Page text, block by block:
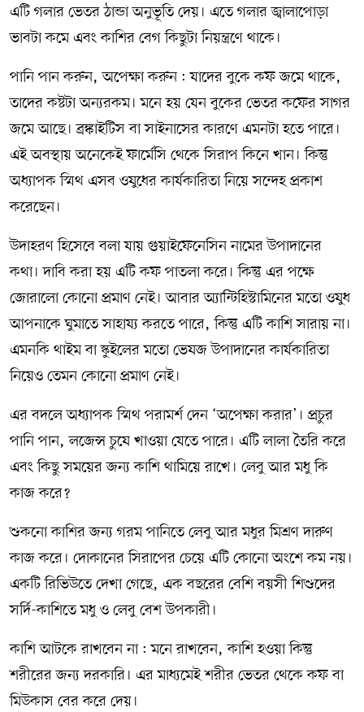
এটি গলার ভেতর ঠান্ডা অনুভূতি দেয়। এতে গলার জ্বালাপোড়া
ভাবটা কমে এবং কাশির বেগ কিছুটা নিয়ন্ত্রণে থাকে।
পানি পান করুন, অপেক্ষা করুন : যাদের বুকে কফ জমে থাকে,
তাদের কষ্টটা অন্যরকম। মনে হয় যেন বুকের ভেতর কফের সাগর
জমে আছে। ব্রঙ্কাইটিস বা সাইনাসের কারণে এমনটা হতে পারে।
এই অবস্থায় অনেকেই ফার্মেসি থেকে সিরাপ কিনে খান। কিন্তু
অধ্যাপক স্মিথ এসব ওষুধের কার্যকারিতা নিয়ে সন্দেহ প্রকাশ
করেছেন।
উদাহরণ হিসেবে বলা যায় গুয়াইফেনেসিন নামের উপাদানের
কথা। দাবি করা হয় এটি কফ পাতলা করে। কিন্তু এর পক্ষে
জোরালো কোনো প্রমাণ নেই। আবার অ্যান্টিহিস্টামিনের মতো ওষুধ
আপনাকে ঘুমাতে সাহায্য করতে পারে, কিন্তু এটি কাশি সারায় না।
এমনকি থাইম বা স্কুইলের মতো ভেষজ উপাদানের কার্যকারিতা
নিয়েও তেমন কোনো প্রমাণ নেই।
এর বদলে অধ্যাপক স্মিথ পরামর্শ দেন ‘অপেক্ষা করার’। প্রচুর
পানি পান, লজেন্স চুষে খাওয়া যেতে পারে। এটি লালা তৈরি করে
এবং কিছু সময়ের জন্য কাশি থামিয়ে রাখে। লেবু আর মধু কি
কাজ করে?
শুকনো কাশির জন্য গরম পানিতে লেবু আর মধুর মিশ্রণ দারুণ
কাজ করে। দোকানের সিরাপের চেয়ে এটি কোনো অংশে কম নয়।
একটি রিভিউতে দেখা গেছে, এক বছরের বেশি বয়সী শিশুদের
সর্দি-কাশিতে মধু ও লেবু বেশ উপকারী।
কাশি আটকে রাখবেন না : মনে রাখবেন, কাশি হওয়া কিন্তু
শরীরের জন্য দরকারি। এর মাধ্যমেই শরীর ভেতর থেকে কফ বা
মিউকাস বের করে দেয়।